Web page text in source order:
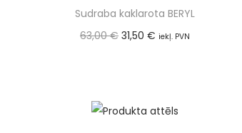
Sudraba kaklarota BERYL
63,00€ 31,50 € iekļ. PVN